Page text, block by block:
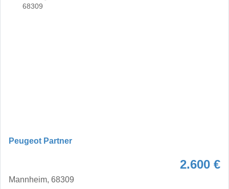
Peugeot Partner
2.600 €
Mannheim, 68309